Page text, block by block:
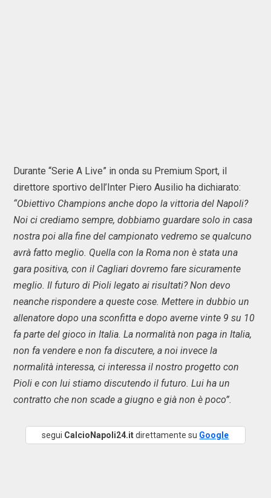
Durante “Serie A Live” in onda su Premium Sport, il
direttore sportivo dell’Inter Piero Ausilio ha dichiarato:
“Obiettivo Champions anche dopo la vittoria del Napoli?
Noi ci crediamo sempre, dobbiamo guardare solo in casa
nostra poi alla fine del campionato vedremo se qualcuno
avrà fatto meglio. Quella con la Roma non è stata una
gara positiva, con il Cagliari dovremo fare sicuramente
meglio. Il futuro di Pioli legato ai risultati? Non devo
neanche rispondere a queste cose. Mettere in dubbio un
allenatore dopo una sconfitta e dopo averne vinte 9 su 10
fa parte del gioco in Italia. La normalità non paga in Italia,
non fa vendere e non fa discutere, a noi invece la
normalità interessa, ci interessa il nostro progetto con
Pioli e con lui stiamo discutendo il futuro. Lui ha un
contratto che non scade a giugno e già non è poco”.
segui CalcioNapoli24.itdirettamente su Google